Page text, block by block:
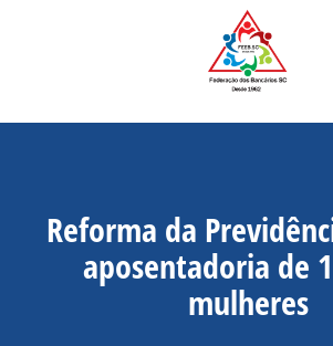
Reforma da
aposentadoria de
mulheres